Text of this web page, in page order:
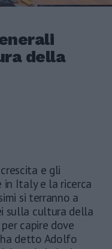
della
e gli
in Italy e la ricerca
si terranno a
sulla cultura della
capire dove
ha detto Adolfo